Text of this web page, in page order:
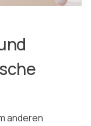
anderen